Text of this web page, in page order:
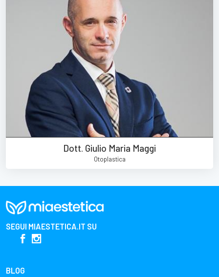
Dott. Giulio Maria Maggi
Otoplastica
SEGUI MIAESTETICA.IT SU
BLOG